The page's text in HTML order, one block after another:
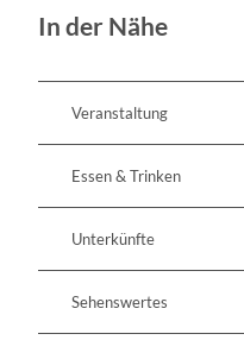
In der Nähe
Veranstaltung
Essen & Trinken
Unterkünfte
Sehenswertes